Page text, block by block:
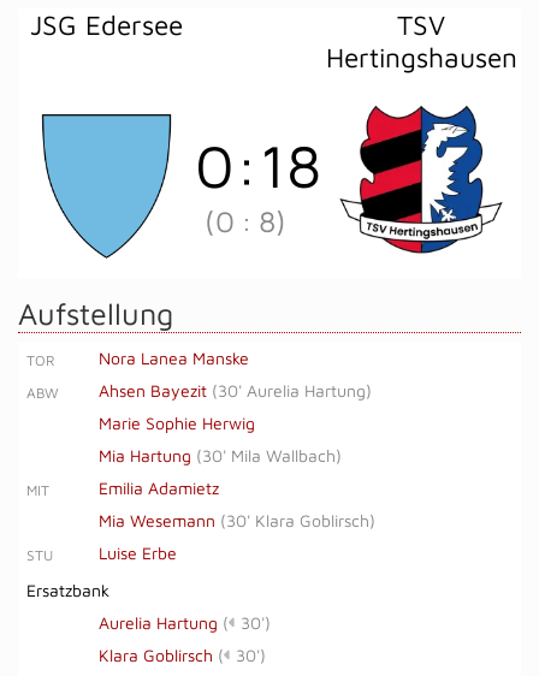
JSG Edersee
TSV
Hertingshausen
0: 18
(0 : 8)
Aufstellung
TOR Nora Lanea Manske
ABW Ahsen Bayezit (30' Aurelia Hartung)
Marie Sophie Herwig
Mia Hartung (30' Mila Wallbach)
MIT
Emilia Adamietz
Mia Wesemann (30' Klara Goblirsch)
STU
Luise Erbe
Ersatzbank
Aurelia Hartung (
30')
Klara Goblirsch (
30')